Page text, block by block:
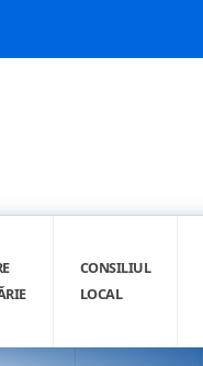
CONSILIUL
LOCAL